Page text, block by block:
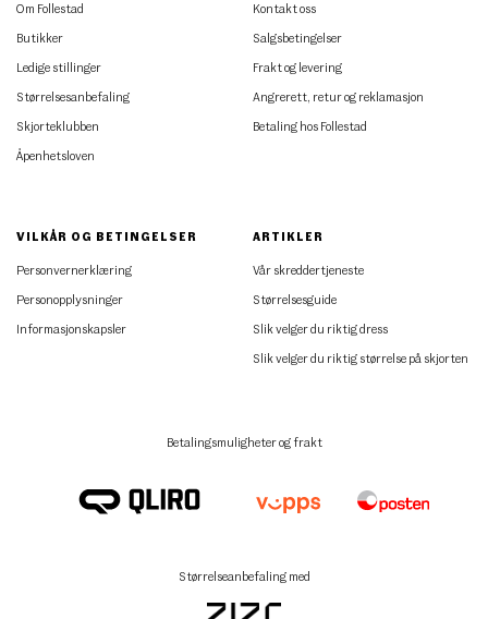
Om Follestad
Butikker
Ledige stillinger
Størrelsesanbefaling
Skjorteklubben
Åpenhetsloven
Kontakt oss
Salgsbetingelser
Frakt og levering
Angrerett, retur og reklamasjon
Betaling hos Follestad
VILKÅR OG BETINGELSER
Personvernerklæring
Personopplysninger
Informasjonskapsler
ARTIKLER
Vår skreddertjeneste
Størrelsesguide
Slik velger du riktig dress
Slik velger du riktig størrelse på skjorten
Betalingsmuligheter og frakt
Størrelseanbefaling med